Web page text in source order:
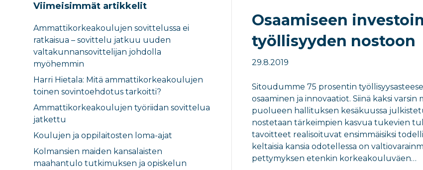
Viimeisimmät artikkelit
Ammattikorkeakoulujen sovittelussa ei
ratkaisua – sovittelu jatkuu uuden
valtakunnansovittelijan johdolla
myöhemmin
Harri Hietala: Mitä ammattikorkeakoulujen
toinen sovintoehdotus tarkoitti?
Ammattikorkeakoulujen työriidan sovittelua
jatkettu
Koulujen ja oppilaitosten loma-ajat​
Kolmansien maiden kansalaisten
maahantulo tutkimuksen ja opiskelun
Osaamiseen
työllisyyden nostoon
29.8.2019
Sitoudumme 75 prosentin
osaaminen ja innovaatiot. Siinä kaksi
puolueen hallituksen kesäkuussa
nostetaan tärkeimpien kasvua tukevien
tavoitteet realisoituvat ensimmäisiksi
keltaisia kansia odotellessa on
pettymyksen etenkin korkeakouluväen…